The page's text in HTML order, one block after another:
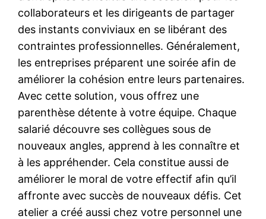
collaborateurs et les dirigeants de partager
des instants conviviaux en se libérant des
contraintes professionnelles. Généralement,
les entreprises préparent une soirée afin de
améliorer la cohésion entre leurs partenaires.
Avec cette solution, vous offrez une
parenthèse détente à votre équipe. Chaque
salarié découvre ses collègues sous de
nouveaux angles, apprend à les connaître et
à les appréhender. Cela constitue aussi de
améliorer le moral de votre effectif afin qu’il
affronte avec succès de nouveaux défis. Cet
atelier a créé aussi chez votre personnel une